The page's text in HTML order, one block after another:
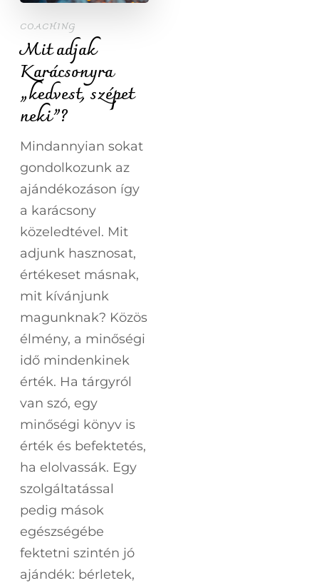
COACHING
Mit adjak
Karácsonyra
„kedvest, szépet
neki”?
Mindannyian sokat
gondolkozunk az
ajándékozáson így
a karácsony
közeledtével. Mit
adjunk hasznosat,
értékeset másnak,
mit kívánjunk
magunknak? Közös
élmény, a minőségi
idő mindenkinek
érték. Ha tárgyról
van szó, egy
minőségi könyv is
érték és befektetés,
ha elolvassák. Egy
szolgáltatással
pedig mások
egészségébe
fektetni szintén jó
ajándék: bérletek,